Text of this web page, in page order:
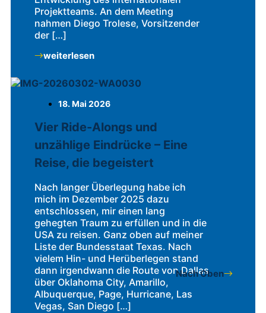
Projektteams. An dem Meeting
nahmen Diego Trolese, Vorsitzender
der […]
weiterlesen
18. Mai 2026
Vier Ride-Alongs und
unzählige Eindrücke – Eine
Reise, die begeistert
Nach langer Überlegung habe ich
mich im Dezember 2025 dazu
entschlossen, mir einen lang
gehegten Traum zu erfüllen und in die
USA zu reisen. Ganz oben auf meiner
Liste der Bundesstaat Texas. Nach
vielem Hin- und Herüberlegen stand
dann irgendwann die Route von Dallas
über Oklahoma City, Amarillo,
Albuquerque, Page, Hurricane, Las
Vegas, San Diego […]
Nach Oben